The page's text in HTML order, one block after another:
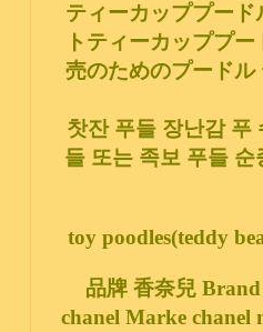
ティーカッププー
トティーカッププ
売のためのプード
찻잔 푸들 장난감 푸
들 또는 족보 푸들
toy poodles(teddy
品牌 香奈兒
chanel Marke chanel